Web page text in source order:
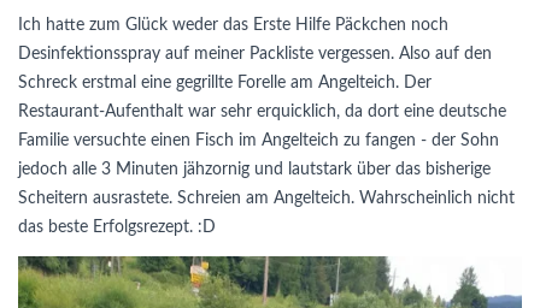
Ich hatte zum Glück weder das Erste Hilfe Päckchen noch
Desinfektionsspray auf meiner Packliste vergessen. Also auf den
Schreck erstmal eine gegrillte Forelle am Angelteich. Der
Restaurant-Aufenthalt war sehr erquicklich, da dort eine deutsche
Familie versuchte einen Fisch im Angelteich zu fangen - der Sohn
jedoch alle 3 Minuten jähzornig und lautstark über das bisherige
Scheitern ausrastete. Schreien am Angelteich. Wahrscheinlich nicht
das beste Erfolgsrezept. :D